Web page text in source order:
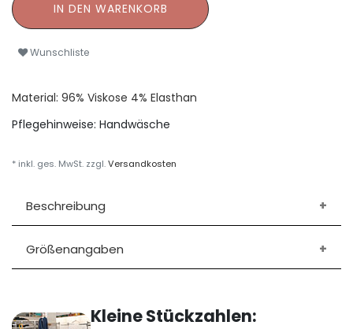
IN DEN WARENKORB
Wunschliste
Material: 96% Viskose 4% Elasthan
Pflegehinweise: Handwäsche
* inkl. ges. MwSt. zzgl.Versandkosten
Beschreibung
Größenangaben
Kleine Stückzahlen: